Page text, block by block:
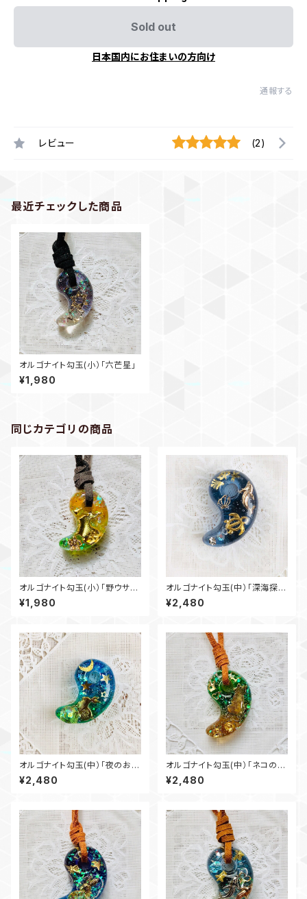
Sold out
日本国内にお住まいの方向け
通報する
レビュー (2)
最近チェックした商品
オルゴナイト勾玉(小）「六芒星」
¥1,980
同じカテゴリの商品
オルゴナイト勾玉(小）「野ウサ
ギ」
¥1,980
オルゴナイト勾玉(中）「深海探索
中」
¥2,480
オルゴナイト勾玉(中）「夜のお散
歩」
¥2,480
オルゴナイト勾玉(中）「ネコの気
持ち」
¥2,480